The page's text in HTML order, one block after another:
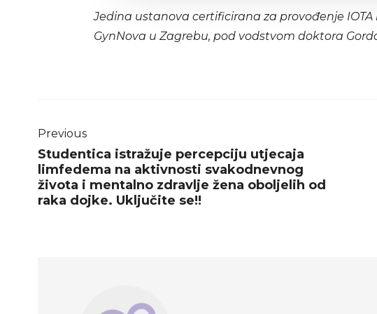
Jedina ustanova certificirana za provođenje
GynNova u Zagrebu, pod vodstvom doktora
Previous
Studentica istražuje percepciju utjecaja
limfedema na aktivnosti svakodnevnog
života i mentalno zdravlje žena oboljelih od
raka dojke. Uključite se!!